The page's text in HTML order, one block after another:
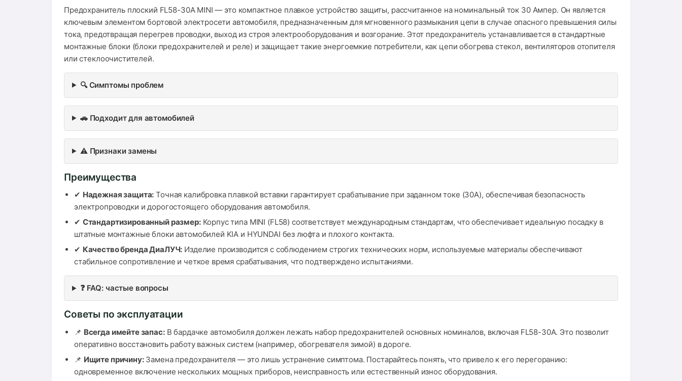
Предохранитель плоский FL58-30A MINI — это компактное плавкое устройство защиты, рассчитанное на номинальный ток 30 Ампер. Он является
ключевым элементом бортовой электросети автомобиля, предназначенным для мгновенного размыкания цепи в случае опасного превышения силы
тока, предотвращая перегрев проводки, выход из строя электрооборудования и возгорание. Этот предохранитель устанавливается в стандартные
монтажные блоки (блоки предохранителей и реле) и защищает такие энергоемкие потребители, как цепи обогрева стекол, вентиляторов отопителя
или стеклоочистителей.
🔍 Симптомы проблем
🚗 Подходит для автомобилей
⚠️ Признаки замены
Преимущества
✔ Надежная защита: Точная калибровка плавкой вставки гарантирует срабатывание при заданном токе (30А), обеспечивая безопасность
электропроводки и дорогостоящего оборудования автомобиля.
✔ Стандартизированный размер:Корпус типа MINI (FL58) соответствует международным стандартам, что обеспечивает идеальную посадку в
штатные монтажные блоки автомобилей KIA и HYUNDAI без люфта и плохого контакта.
✔ Качество бренда ДиаЛУЧ: Изделие производится с соблюдением строгих технических норм, используемые материалы обеспечивают
стабильное сопротивление и четкое время срабатывания, что подтверждено испытаниями.
❓ FAQ: частые вопросы
Советы по эксплуатации
📌 Всегда имейте запас:В бардачке автомобиля должен лежать набор предохранителей основных номиналов, включая FL58-30A. Это позволит
оперативно восстановить работу важных систем (например, обогревателя зимой) в дороге.
📌 Ищите причину:Замена предохранителя — это лишь устранение симптома. Постарайтесь понять, что привело к его перегоранию:
одновременное включение нескольких мощных приборов, неисправность или естественный износ оборудования.